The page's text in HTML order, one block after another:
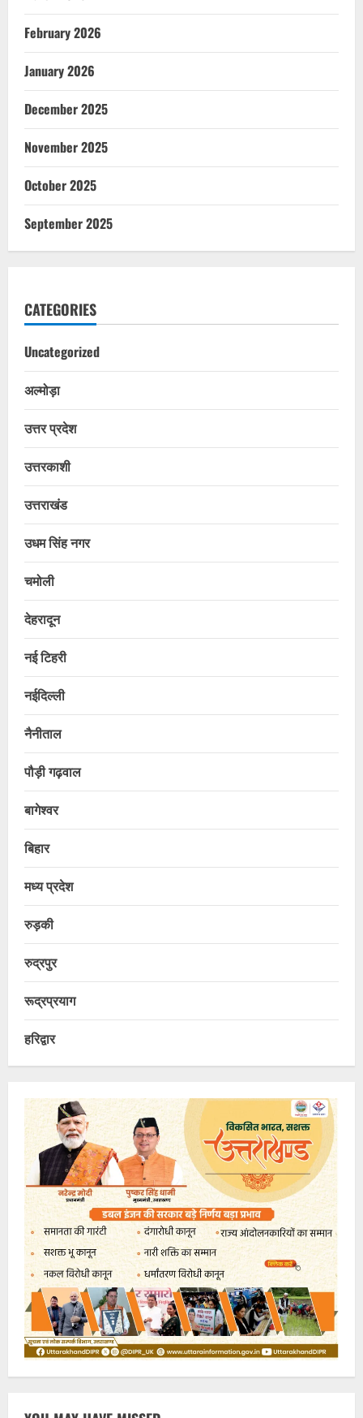
February 2026
January 2026
December 2025
November 2025
October 2025
September 2025
CATEGORIES
Uncategorized
अल्मोड़ा
उत्तर प्रदेश
उत्तरकाशी
उत्तराखंड
उधम सिंह नगर
चमोली
देहरादून
नई टिहरी
नईदिल्ली
नैनीताल
पौड़ी गढ़वाल
बागेश्वर
बिहार
मध्य प्रदेश
रुड़की
रुद्रपुर
रूद्रप्रयाग
हरिद्वार